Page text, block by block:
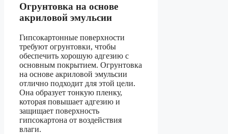
Огрунтовка на основе
акриловой эмульсии
Гипсокартонные поверхности
требуют огрунтовки, чтобы
обеспечить хорошую адгезию с
основным покрытием. Огрунтовка
на основе акриловой эмульсии
отлично подходит для этой цели.
Она образует тонкую пленку,
которая повышает адгезию и
защищает поверхность
гипсокартона от воздействия
влаги.